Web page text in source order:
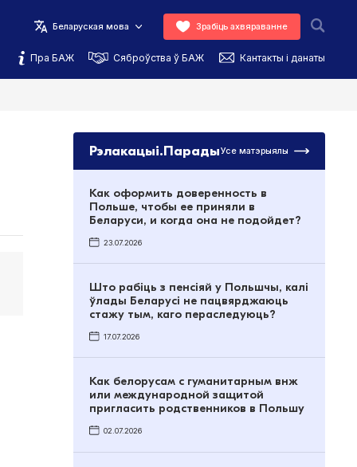
Беларуская мова Зрабіць ахвяраванне
Пра БАЖ Сяброўства ў БАЖ Кантакты і данаты
Рэлакацыі.ПарадыУсе матэрыялы
Как оформить доверенность в
Польше, чтобы ее приняли в
Беларуси, и когда она не подойдет?
23.07.2026
Што рабіць з пенсіяй у Польшчы, калі
ўлады Беларусі не пацвярджаюць
стажу тым, каго пераследуюць?
17.07.2026
Как белорусам с гуманитарным внж
или международной защитой
пригласить родственников в Польшу
02.07.2026